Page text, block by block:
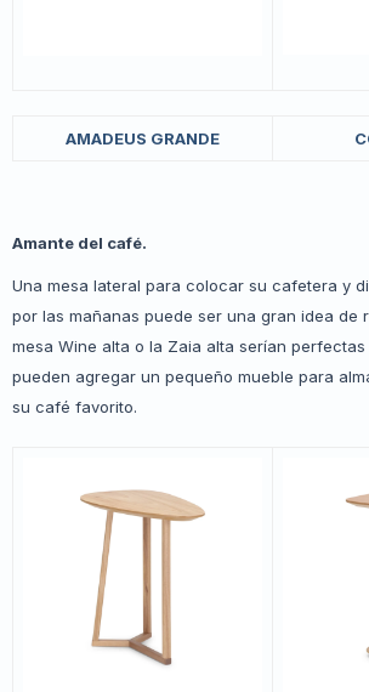
AMADEUS GRANDE
Amante del café.
Una mesa lateral para colocar su cafetera y
por las mañanas puede ser una gran idea de
mesa Wine alta o la Zaia alta serían
pueden agregar un pequeño mueble para
su café favorito.